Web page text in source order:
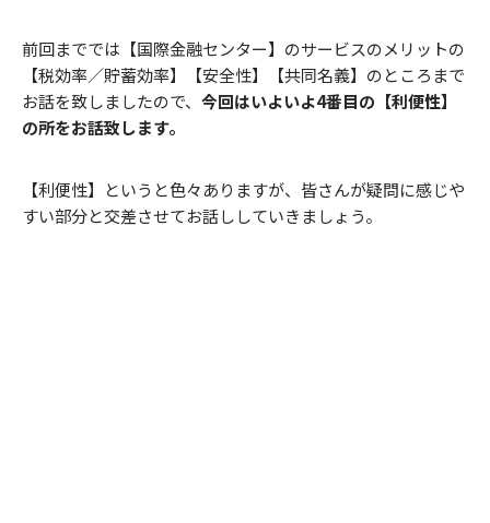
前回まででは【国際金融センター】のサービスのメリットの
【税効率／貯蓄効率】【安全性】【共同名義】のところまで
お話を致しましたので、 今回はいよいよ4番目の【利便性】
の所をお話致します。
【利便性】というと色々ありますが、皆さんが疑問に感じや
すい部分と交差させてお話ししていきましょう。